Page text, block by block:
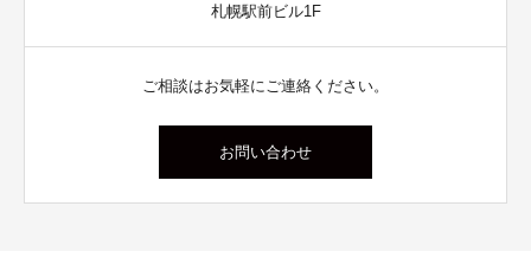
札幌駅前ビル1F
ご相談はお気軽にご連絡ください。
お問い合わせ